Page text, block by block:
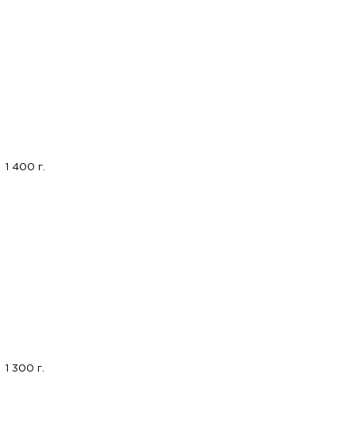
1 400 г.
1 300 г.